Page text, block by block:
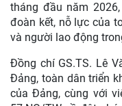
tháng đầu năm
đoàn kết, nỗ lực của
và người lao động
Đồng chí GS.TS. Lê
Đảng, toàn dân triển
của Đảng, cùng với